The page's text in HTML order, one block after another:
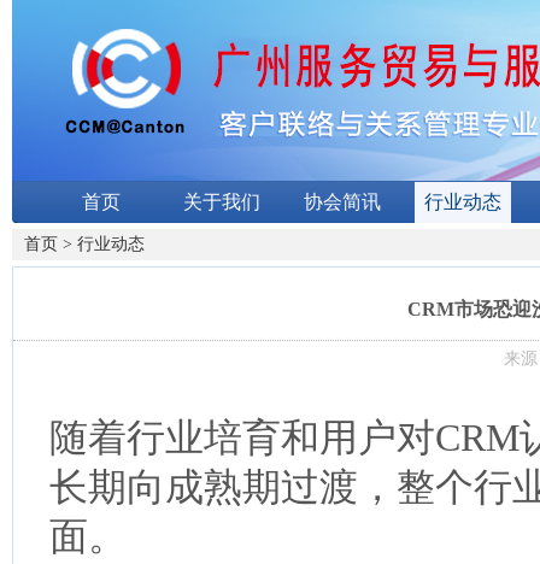
首页 关于我们 协会简讯 行业动态
首页 > 行业动态
CRM市场恐迎
来
随着行业培育和用户对
长期向成熟期过渡，整个行
面。